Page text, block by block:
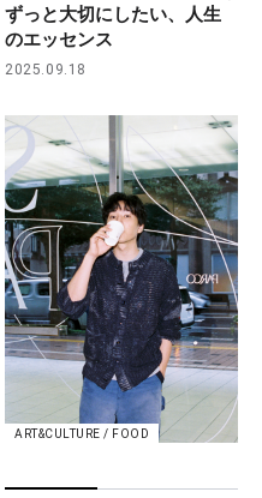
ずっと大切にしたい、人生
のエッセンス
2025.09.18
ART&CULTURE / FOOD